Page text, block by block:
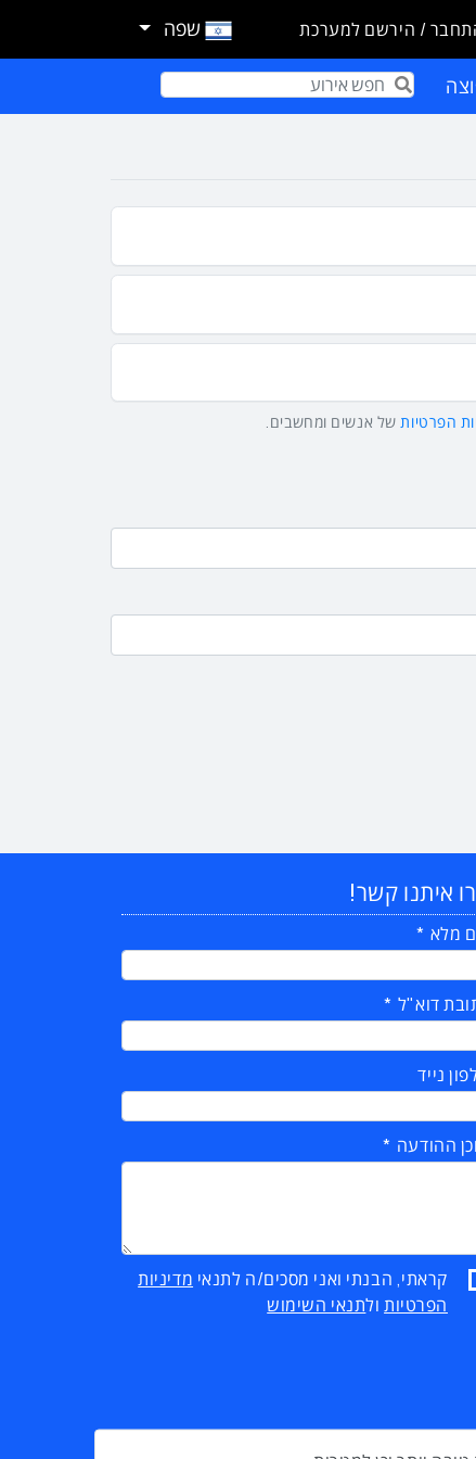
/ הירשם למערכת שפה
Term
הפרטיותשל אנשים ומחשבים.
איתנו קשר!
מלא
דוא"ל
נייד
ההודעה
קראתי, הבנתי ואני מסכים/ה לתנאי מדיניות
הפרטיותולתנאי השימוש